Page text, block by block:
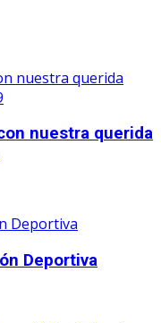
nuestra querida
Deportiva